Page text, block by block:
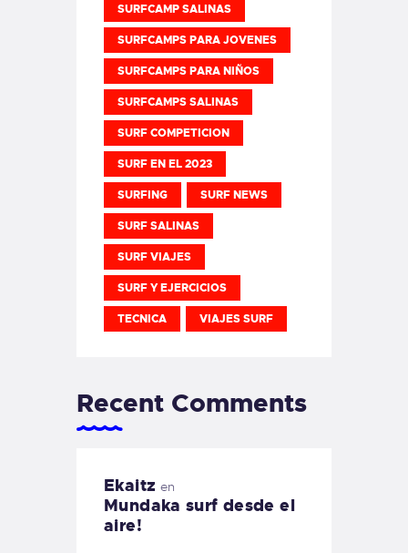
SURFCAMP SALINAS
SURFCAMPS PARA JOVENES
SURFCAMPS PARA NIÑOS
SURFCAMPS SALINAS
SURF COMPETICION
SURF EN EL 2023
SURFING SURF NEWS
SURF SALINAS
SURF VIAJES
SURF Y EJERCICIOS
TECNICA VIAJES SURF
Recent Comments
Ekaitz en
Mundaka surf desde el
aire!